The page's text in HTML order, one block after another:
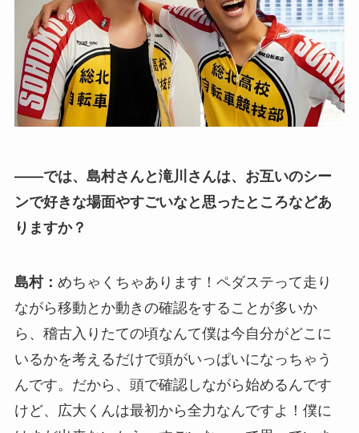
――では、島村さんと滝川さんは、お互いのシー
ンで好きな場面やすごいなと思ったところなどあ
りますか？
島村： めちゃくちゃあります！ペダステって走り
ながら移動とか動きの確認をすることが多いか
ら、稽古入りたての頃なんて僕は今自分がどこに
いるかを考えるだけで頭がいっぱいになっちゃう
んです。だから、頭で確認しながら始めるんです
けど、広大くんは最初から全力なんですよ！僕に